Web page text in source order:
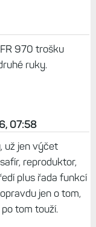
970 trošku
ruky.
07:58
už jen výčet
reproduktor,
plus řada funkcí
jen o tom,
tom touží.